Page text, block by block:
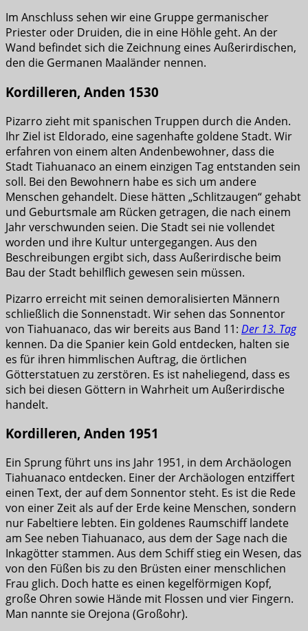
Im Anschluss sehen wir eine Gruppe germanischer
Priester oder Druiden, die in eine Höhle geht. An der
Wand befindet sich die Zeichnung eines Außerirdischen,
den die Germanen Maaländer nennen.
Kordilleren, Anden 1530
Pizarro zieht mit spanischen Truppen durch die Anden.
Ihr Ziel ist Eldorado, eine sagenhafte goldene Stadt. Wir
erfahren von einem alten Andenbewohner, dass die
Stadt Tiahuanaco an einem einzigen Tag entstanden sein
soll. Bei den Bewohnern habe es sich um andere
Menschen gehandelt. Diese hätten „Schlitzaugen“ gehabt
und Geburtsmale am Rücken getragen, die nach einem
Jahr verschwunden seien. Die Stadt sei nie vollendet
worden und ihre Kultur untergegangen. Aus den
Beschreibungen ergibt sich, dass Außerirdische beim
Bau der Stadt behilflich gewesen sein müssen.
Pizarro erreicht mit seinen demoralisierten Männern
schließlich die Sonnenstadt. Wir sehen das Sonnentor
von Tiahuanaco, das wir bereits aus Band 11: Der 13. Tag
kennen. Da die Spanier kein Gold entdecken, halten sie
es für ihren himmlischen Auftrag, die örtlichen
Götterstatuen zu zerstören. Es ist naheliegend, dass es
sich bei diesen Göttern in Wahrheit um Außerirdische
handelt.
Kordilleren, Anden 1951
Ein Sprung führt uns ins Jahr 1951, in dem Archäologen
Tiahuanaco entdecken. Einer der Archäologen entziffert
einen Text, der auf dem Sonnentor steht. Es ist die Rede
von einer Zeit als auf der Erde keine Menschen, sondern
nur Fabeltiere lebten. Ein goldenes Raumschiff landete
am See neben Tiahuanaco, aus dem der Sage nach die
Inkagötter stammen. Aus dem Schiff stieg ein Wesen, das
von den Füßen bis zu den Brüsten einer menschlichen
Frau glich. Doch hatte es einen kegelförmigen Kopf,
große Ohren sowie Hände mit Flossen und vier Fingern.
Man nannte sie Orejona (Großohr).